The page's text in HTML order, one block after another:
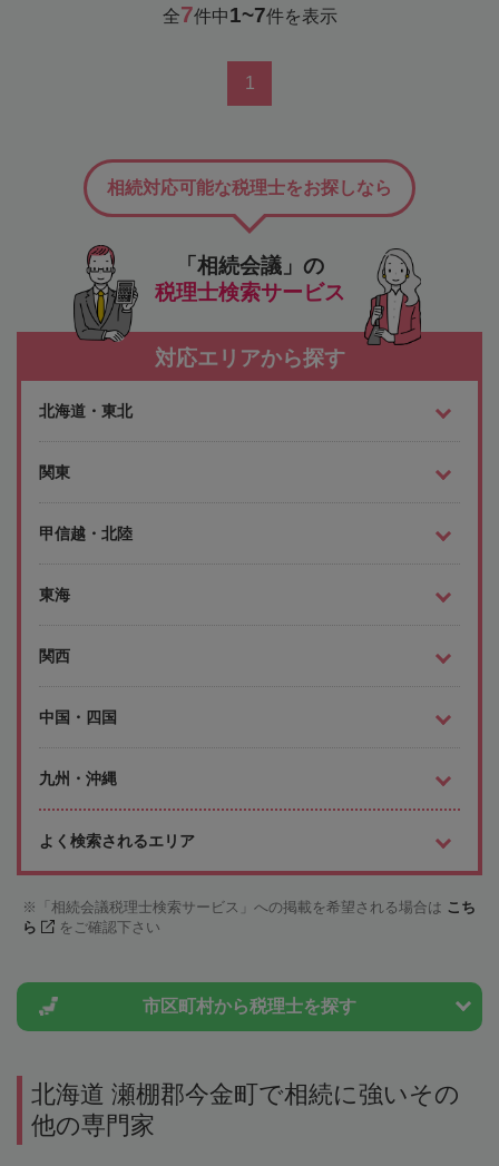
全7件中1~7件を表示
1
「相続会議」の
税理士検索サービス
相続対応可能な税理士をお探しなら
対応エリアから探す
北海道・東北
関東
甲信越・北陸
東海
関西
中国・四国
九州・沖縄
よく検索されるエリア
「相続会議税理士検索サービス」への掲載を希望される場合は こち
ら
をご確認下さい
市区町村から税理士を探す
北海道 瀬棚郡今金町で相続に強いその
他の専門家